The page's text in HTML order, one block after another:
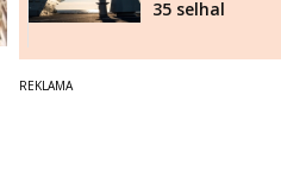
35 selhal